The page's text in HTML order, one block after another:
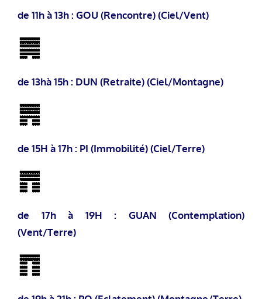
de 11h à 13h : GOU (Rencontre) (Ciel/Vent)
de 13hà 15h : DUN (Retraite) (Ciel/Montagne)
de 15H à 17h : PI (Immobilité) (Ciel/Terre)
de 17h à 19H : GUAN (Contemplation)
(Vent/Terre)